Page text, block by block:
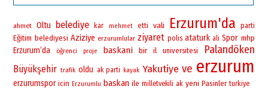
ahmet Oltu belediye kar mehmet etti vali Erzurum'da parti
Eğitim belediyesi Aziziye erzurumlular ziyaret polis ataturk ali Spor mhp
Erzurum’da öğrenci proje baskani bir il universitesi Palandöken
Büyükşehir trafik oldu ak parti kayak Yakutiye ve erzurum
erzurumspor icin Erzurumlu baskan ile milletvekili ak yeni Pasinler turkiye